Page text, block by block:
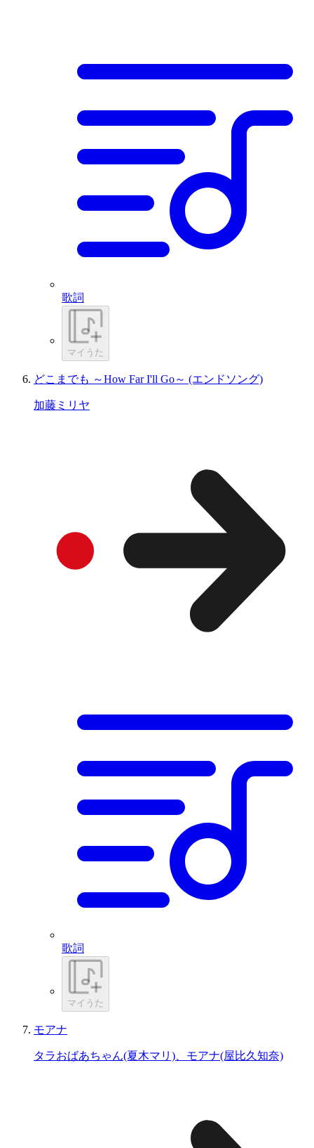
歌詞
マイうた
どこまでも ～How Far I'll Go～ (エンドソング)
加藤ミリヤ
歌詞
マイうた
モアナ
タラおばあちゃん(夏木マリ)、モアナ(屋比久知奈)